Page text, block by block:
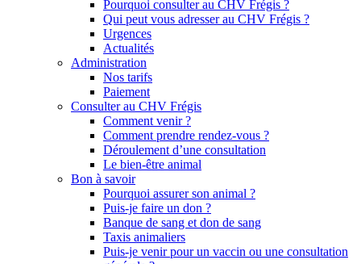
Pourquoi consulter au CHV Frégis ?
Qui peut vous adresser au CHV Frégis ?
Urgences
Actualités
Administration
Nos tarifs
Paiement
Consulter au CHV Frégis
Comment venir ?
Comment prendre rendez-vous ?
Déroulement d’une consultation
Le bien-être animal
Bon à savoir
Pourquoi assurer son animal ?
Puis-je faire un don ?
Banque de sang et don de sang
Taxis animaliers
Puis-je venir pour un vaccin ou une consultation